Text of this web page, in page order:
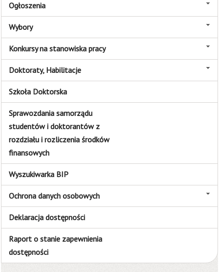
Ogłoszenia
Wybory
Konkursy na stanowiska pracy
Doktoraty, Habilitacje
Szkoła Doktorska
Sprawozdania samorządu
studentów i doktorantów z
rozdziału i rozliczenia środków
finansowych
Wyszukiwarka BIP
Ochrona danych osobowych
Deklaracja dostępności
Raport o stanie zapewnienia
dostępności